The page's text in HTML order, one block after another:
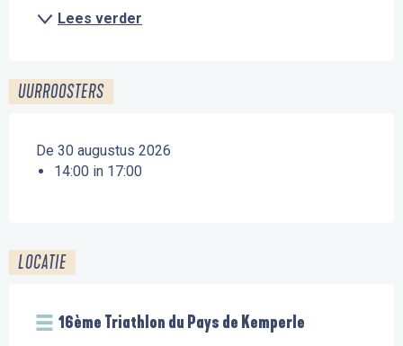
Lees verder
UURROOSTERS
De 30 augustus 2026
14:00 in 17:00
LOCATIE
16ème Triathlon du Pays de Kemperle